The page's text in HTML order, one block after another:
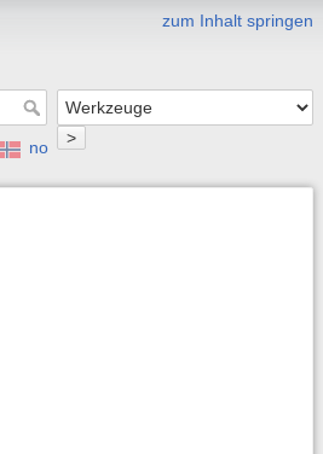
zum Inhalt springen
>
no